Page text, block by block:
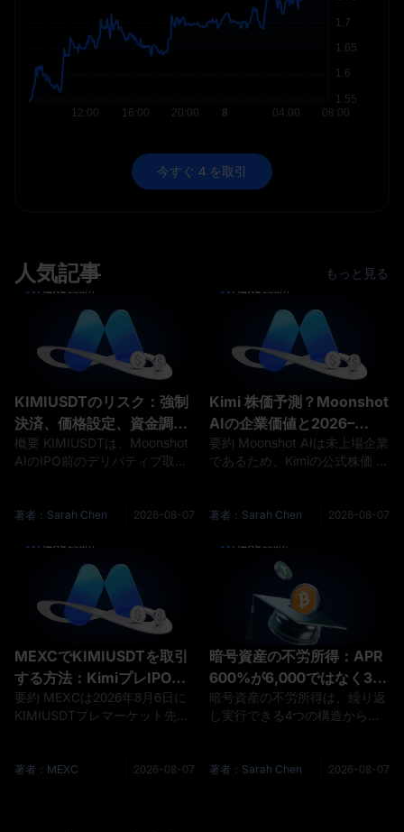
今すぐ 4 を取引
人気記事 もっと見る
KIMIUSDTのリスク：強制
決済、価格設定、資金調達
およびKimi IPOの不確実性
について解説
概要 KIMIUSDTは、Moonshot
AIのIPO前のデリバティブ取引
購入とは大きく異なるリスクも
が含まれます： レバレッジ；
強制決済； 流動性の低さ； 不
確実な評価； 資金調達率のボラ
ティリティ； IPOの遅延； コン
トラクトの再価格； 上場廃止の
ーケット先物は一般的に成
著者：Sarah Chen 2026-08-07
Kimi 株価予測？Moonshot
AIの企業価値と2026–
2030年のIPO見通し
要約 Moonshot AIは未上場企業
であるため、Kimiの公式株価 は
は、特定の1株あたりの目標値
Moonshot AIの可能性ある企業
評価額 に焦点を当てるべきで
す。 ロイターによると、
Moonshot AI（Kimi）の非公開
時価総額は 2026年6月 に約
3,000億ドル に達しました。 こ
の記事では
著者：Sarah Chen 2026-08-07
MEXCでKIMIUSDTを取引
する方法：KimiプレIPO先
物ガイド
要約 MEXCは2026年8月6日に
KIMIUSDTプレマーケット先物
たMoonshot AI に関する市場の
著者：MEXC 2026-08-07
暗号資産の不労所得：APR
600%が6,000ではなく33
USDTしか支払わない理由
暗号資産の不労所得は、繰り返
し実行できる4つの構造から生
グ、新規トークンプール、そし
著者：Sarah Chen 2026-08-07